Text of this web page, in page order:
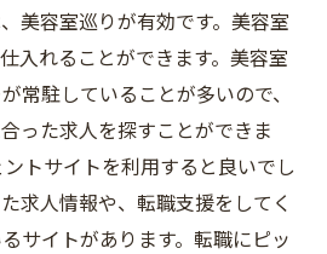
美容室巡りが有効です。美容室
入れることができます。美容室
常駐していることが多いので、
った求人を探すことができま
トサイトを利用すると良いでし
求人情報や、転職支援をしてく
サイトがあります。転職にピッ